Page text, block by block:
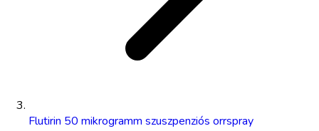
Flutirin 50 mikrogramm szuszpenziós orrspray